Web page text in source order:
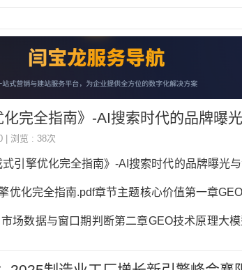
指南》-AI搜索时代的品牌曝光与流量增长实
| 浏览 : 38次
式引擎优化完全指南》-AI搜索时代的品牌曝光
优化完全指南.pdf章节主题核心价值第一章
场数据与窗口期判断第二章GEO技术原理大